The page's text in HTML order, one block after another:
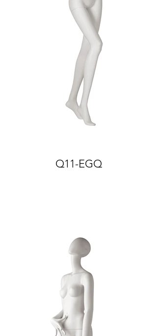
Q11-EGQ